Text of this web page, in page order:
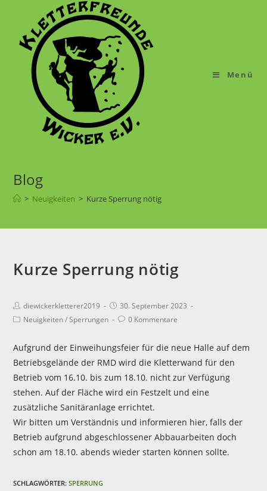
Menü
Blog
> Neuigkeiten > Kurze Sperrung nötig
Kurze Sperrung nötig
diewickerkletterer2019
30. September 2023
Neuigkeiten/Sperrungen 0 Kommentare
Aufgrund der Einweihungsfeier für die neue Halle auf dem
Betriebsgelände der RMD wird die Kletterwand für den
Betrieb vom 16.10. bis zum 18.10. nicht zur Verfügung
stehen. Auf der Fläche wird ein Festzelt und eine
zusätzliche Sanitäranlage errichtet.
Wir bitten um Verständnis und informieren hier, falls der
Betrieb aufgrund abgeschlossener Abbauarbeiten doch
schon am 18.10. abends wieder starten können sollte.
SCHLAGWÖRTER:SPERRUNG